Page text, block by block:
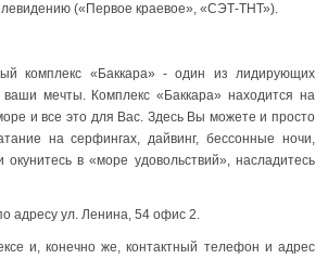
(«Первое краевое», «СЭТ-ТНТ»).
комплекс «Баккара» - один из лидирующих
мечты. Комплекс «Баккара» находится на
и все это для Вас. Здесь Вы можете и просто
на серфингах, дайвинг, бессонные ночи,
в «море удовольствий», насладитесь
адресу ул. Ленина, 54 офис 2.
и, конечно же, контактный телефон и адрес